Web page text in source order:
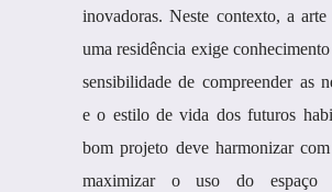
inovadoras. Neste contexto, a
uma residência exige
sensibilidade de compreender as
e o estilo de vida dos futuros
bom projeto deve harmonizar
maximizar o uso do espaço